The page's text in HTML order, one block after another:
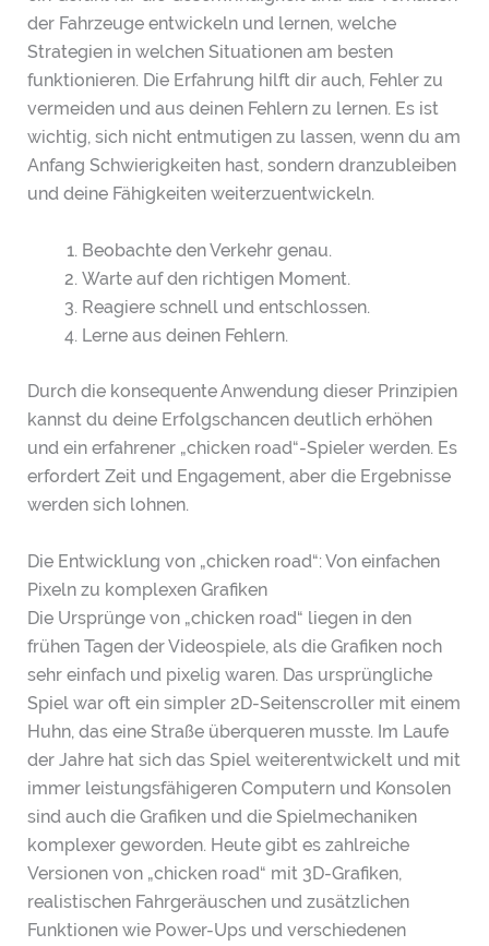
der Fahrzeuge entwickeln und lernen, welche
Strategien in welchen Situationen am besten
funktionieren. Die Erfahrung hilft dir auch, Fehler zu
vermeiden und aus deinen Fehlern zu lernen. Es ist
wichtig, sich nicht entmutigen zu lassen, wenn du am
Anfang Schwierigkeiten hast, sondern dranzubleiben
und deine Fähigkeiten weiterzuentwickeln.
Beobachte den Verkehr genau.
Warte auf den richtigen Moment.
Reagiere schnell und entschlossen.
Lerne aus deinen Fehlern.
Durch die konsequente Anwendung dieser Prinzipien
kannst du deine Erfolgschancen deutlich erhöhen
und ein erfahrener „chicken road“-Spieler werden. Es
erfordert Zeit und Engagement, aber die Ergebnisse
werden sich lohnen.
Die Entwicklung von „chicken road“: Von einfachen
Pixeln zu komplexen Grafiken
Die Ursprünge von „chicken road“ liegen in den
frühen Tagen der Videospiele, als die Grafiken noch
sehr einfach und pixelig waren. Das ursprüngliche
Spiel war oft ein simpler 2D-Seitenscroller mit einem
Huhn, das eine Straße überqueren musste. Im Laufe
der Jahre hat sich das Spiel weiterentwickelt und mit
immer leistungsfähigeren Computern und Konsolen
sind auch die Grafiken und die Spielmechaniken
komplexer geworden. Heute gibt es zahlreiche
Versionen von „chicken road“ mit 3D-Grafiken,
realistischen Fahrgeräuschen und zusätzlichen
Funktionen wie Power-Ups und verschiedenen